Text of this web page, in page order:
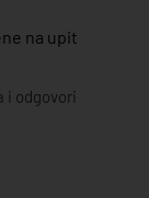
na upit
i odgovori